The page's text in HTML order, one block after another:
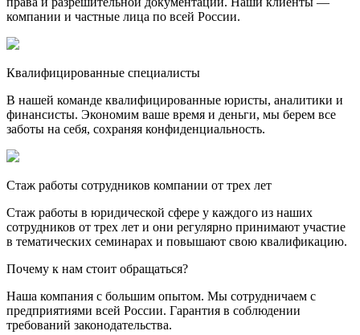
компании и частные лица по всей России.
Квалифицированные специалисты
В нашей команде квалифицированные юристы, аналитики и
финансисты. Экономим ваше время и деньги, мы берем все
заботы на себя, сохраняя конфиденциальность.
Стаж работы сотрудников компании от трех лет
Стаж работы в юридической сфере у каждого из наших
сотрудников от трех лет и они регулярно принимают участие
в тематических семинарах и повышают свою квалификацию.
Почему к нам стоит обращаться?
Наша компания с большим опытом. Мы сотрудничаем с
предприятиями всей России. Гарантия в соблюдении
требований законодательства.